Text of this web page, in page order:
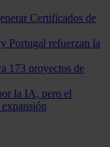
Certificados de
Portugal refuerzan la
173 proyectos de
la IA, pero el